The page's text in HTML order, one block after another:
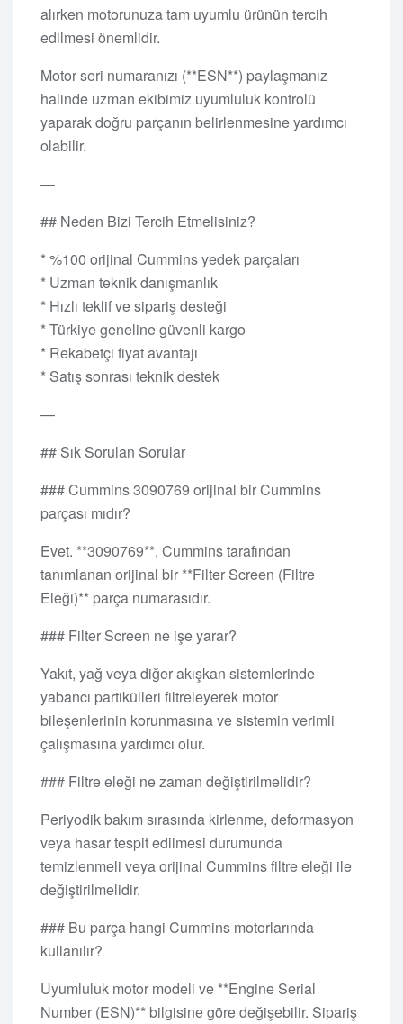
alırken motorunuza tam uyumlu ürünün tercih
edilmesi önemlidir.
Motor seri numaranızı (**ESN**) paylaşmanız
halinde uzman ekibimiz uyumluluk kontrolü
yaparak doğru parçanın belirlenmesine yardımcı
olabilir.
—
## Neden Bizi Tercih Etmelisiniz?
* %100 orijinal Cummins yedek parçaları
* Uzman teknik danışmanlık
* Hızlı teklif ve sipariş desteği
* Türkiye geneline güvenli kargo
* Rekabetçi fiyat avantajı
* Satış sonrası teknik destek
—
## Sık Sorulan Sorular
### Cummins 3090769 orijinal bir Cummins
parçası mıdır?
Evet. **3090769**, Cummins tarafından
tanımlanan orijinal bir **Filter Screen (Filtre
Eleği)** parça numarasıdır.
### Filter Screen ne işe yarar?
Yakıt, yağ veya diğer akışkan sistemlerinde
yabancı partikülleri filtreleyerek motor
bileşenlerinin korunmasına ve sistemin verimli
çalışmasına yardımcı olur.
### Filtre eleği ne zaman değiştirilmelidir?
Periyodik bakım sırasında kirlenme, deformasyon
veya hasar tespit edilmesi durumunda
temizlenmeli veya orijinal Cummins filtre eleği ile
değiştirilmelidir.
### Bu parça hangi Cummins motorlarında
kullanılır?
Uyumluluk motor modeli ve **Engine Serial
Number (ESN)** bilgisine göre değişebilir. Sipariş